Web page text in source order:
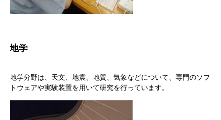
地学
地学分野は、天文、地震、地質、気象などについて、専門のソフ
トウェアや実験装置を用いて研究を行っています。